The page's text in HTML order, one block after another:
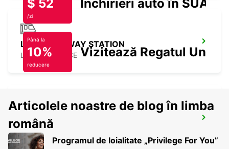
LAVAL RAILWAY STATION
LAVAL - FRANCE
SABLE SUR SARTHE
SABLE SUR SARTHE - FRANCE
$ 52
/zi
Închirieri auto în SUA
Până la
10%
reducere
Vizitează Regatul Unit
Articolele noastre de blog în limba
română
Programul de loialitate „Privilege For You”